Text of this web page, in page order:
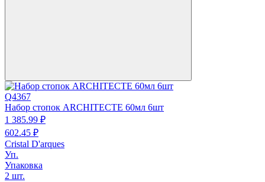
Q4367
Набор стопок ARCHITECTE 60мл 6шт
1 385.99 ₽
602.45 ₽
Cristal D'arques
Уп.
Упаковка
2 шт.